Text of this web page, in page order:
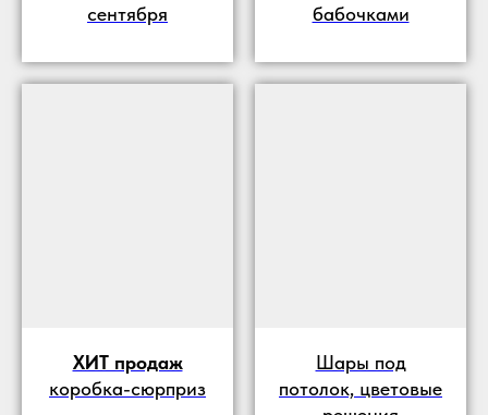
сентября
бабочками
ХИТ продаж
коробка-сюрприз
Шары под
потолок, цветовые